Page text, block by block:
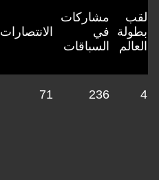
لقب
بطولة
العالم
مشاركات
في
السباقات
الانتصارات
4
236
71